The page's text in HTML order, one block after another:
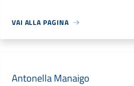
VAI ALLA PAGINA
Antonella Manaigo